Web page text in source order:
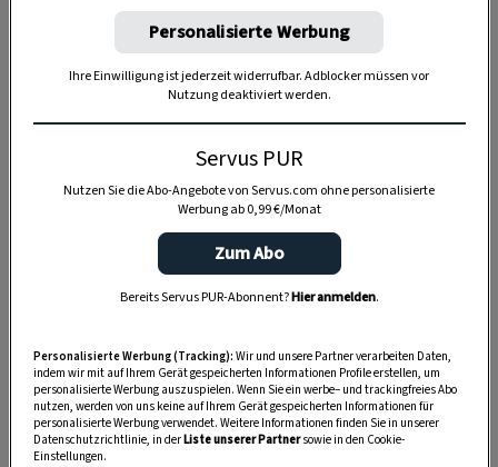
SPEICHERN DRUCKEN
Personalisierte Werbung
Ihre Einwilligung ist jederzeit widerrufbar. Adblocker müssen vor
Nutzung deaktiviert werden.
Servus PUR
Nutzen Sie die Abo-Angebote von Servus.com ohne personalisierte
Werbung ab 0,99 €/Monat
Zum Abo
Bereits Servus PUR-Abonnent?Hier anmelden.
Personalisierte Werbung (Tracking): Wir und unsere Partner verarbeiten Daten,
indem wir mit auf Ihrem Gerät gespeicherten Informationen Profile erstellen, um
personalisierte Werbung auszuspielen. Wenn Sie ein werbe– und trackingfreies Abo
nutzen, werden von uns keine auf Ihrem Gerät gespeicherten Informationen für
personalisierte Werbung verwendet. Weitere Informationen finden Sie in unserer
Datenschutzrichtlinie, in derListe unserer Partnersowie in den Cookie-
Einstellungen.